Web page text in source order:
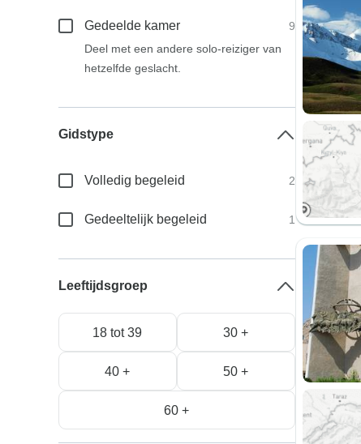
Gedeelde kamer
9
Deel met een andere solo-reiziger van
hetzelfde geslacht.
Gidstype
Volledig begeleid 2
Gedeeltelijk begeleid 1
Leeftijdsgroep
18 tot 39 30 +
40 + 50 +
60 +